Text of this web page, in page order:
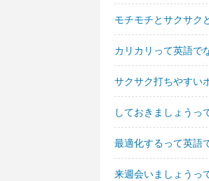
モチモチとサクサク
カリカリって英語で
サクサク打ちやすい
しておきましょうっ
最適化するって英語
来週会いましょうっ